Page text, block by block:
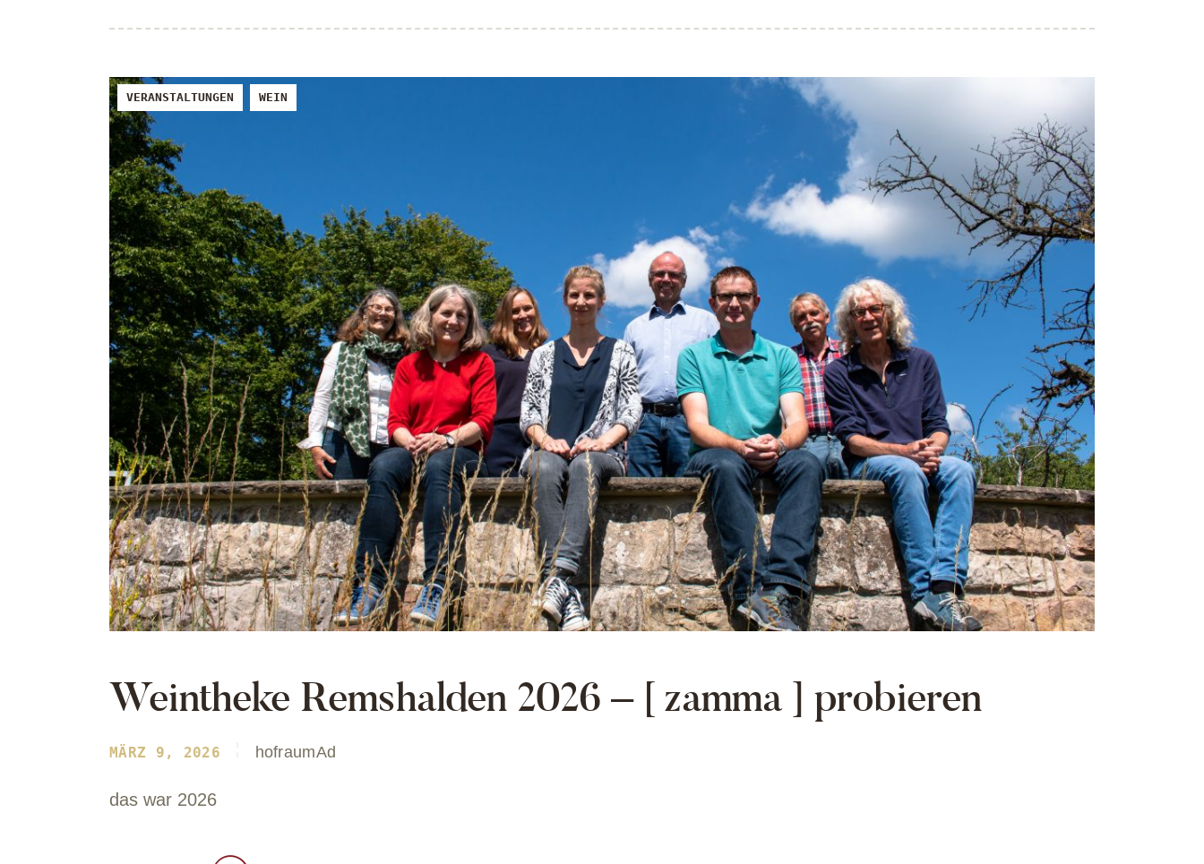
VERANSTALTUNGEN WEIN
Weintheke Remshalden 2026 – [ zamma ] probieren
MÄRZ 9, 2026 hofraumAd
das war 2026